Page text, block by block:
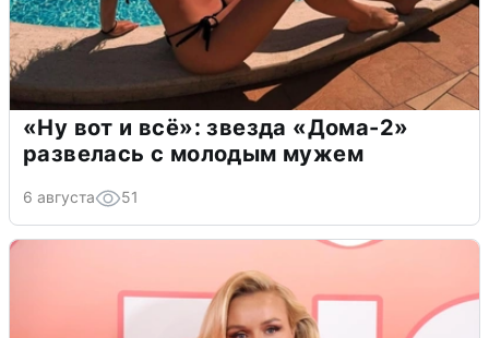
«Ну вот и всё»: звезда «Дома-2»
развелась с молодым мужем
6 августа 51